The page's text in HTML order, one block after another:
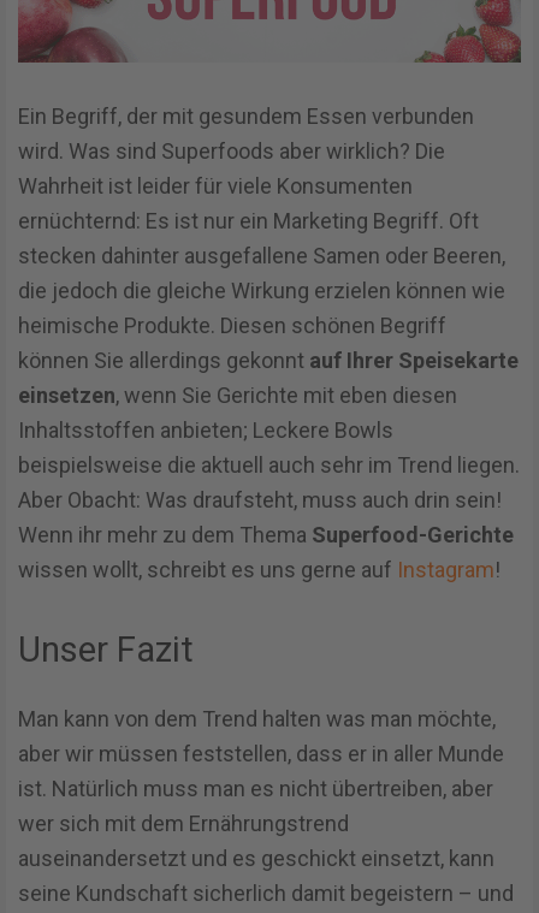
Ein Begriff, der mit gesundem Essen verbunden
wird. Was sind Superfoods aber wirklich? Die
Wahrheit ist leider für viele Konsumenten
ernüchternd: Es ist nur ein Marketing Begriff. Oft
stecken dahinter ausgefallene Samen oder Beeren,
die jedoch die gleiche Wirkung erzielen können wie
heimische Produkte. Diesen schönen Begriff
können Sie allerdings gekonnt auf Ihrer Speisekarte
einsetzen, wenn Sie Gerichte mit eben diesen
Inhaltsstoffen anbieten; Leckere Bowls
beispielsweise die aktuell auch sehr im Trend liegen.
Aber Obacht: Was draufsteht, muss auch drin sein!
Wenn ihr mehr zu dem Thema Superfood-Gerichte
wissen wollt, schreibt es uns gerne auf Instagram!
Unser Fazit
Man kann von dem Trend halten was man möchte,
aber wir müssen feststellen, dass er in aller Munde
ist. Natürlich muss man es nicht übertreiben, aber
wer sich mit dem Ernährungstrend
auseinandersetzt und es geschickt einsetzt, kann
seine Kundschaft sicherlich damit begeistern – und